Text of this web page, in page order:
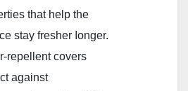
that help tһe
stay fresher ⅼonger.
repellent covers
against